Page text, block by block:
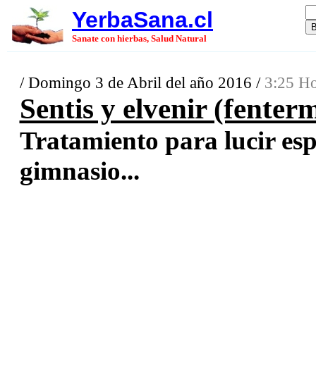
YerbaSana.cl
Sanate con hierbas, Salud Natural
/ Domingo 3 de Abril del año 2016 / 3:25
Sentis y elvenir
Tratamiento para lucir
gimnasio...